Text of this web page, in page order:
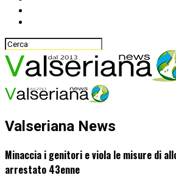
Valseriana News
Minaccia i genitori e viola le misure di
arrestato 43enne